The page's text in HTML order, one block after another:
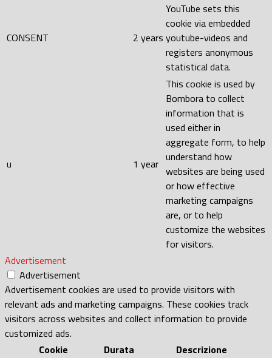
CONSENT 2 years
YouTube sets this
cookie via embedded
youtube-videos and
registers anonymous
statistical data.
u 1 year
This cookie is used by
Bombora to collect
information that is
used either in
aggregate form, to help
understand how
websites are being used
or how effective
marketing campaigns
are, or to help
customize the websites
for visitors.
Advertisement
Advertisement
Advertisement cookies are used to provide visitors with
relevant ads and marketing campaigns. These cookies track
visitors across websites and collect information to provide
customized ads.
Cookie
Durata Descrizione